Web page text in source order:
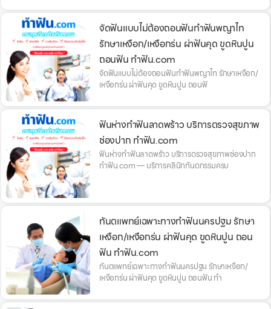
จัดฟันแบบไม่ต้องถอนฟันทำฟันพญาไท
รักษาเหงือก/เหงือกร่น ผ่าฟันคุด ขูดหินปูน
ถอนฟัน ทำฟัน.com
จัดฟันแบบไม่ต้องถอนฟันทำฟันพญาไท รักษาเหงือก/
เหงือกร่น ผ่าฟันคุด ขูดหินปูน ถอนฟั
ฟันห่างทำฟันลาดพร้าว บริการตรวจสุขภาพ
ช่องปาก ทำฟัน.com
ฟันห่างทำฟันลาดพร้าว บริการตรวจสุขภาพช่องปาก
ทำฟัน.com — บริการคลินิกทันตกรรมครบ
ทันตแพทย์เฉพาะทางทำฟันนครปฐม รักษา
เหงือก/เหงือกร่น ผ่าฟันคุด ขูดหินปูน ถอน
ฟัน ทำฟัน.com
ทันตแพทย์เฉพาะทางทำฟันนครปฐม รักษาเหงือก/
เหงือกร่น ผ่าฟันคุด ขูดหินปูน ถอนฟัน ทำ